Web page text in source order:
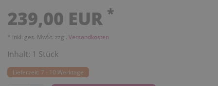
239,00 EUR *
* inkl. ges. MwSt. zzgl. Versandkosten
Inhalt: 1 Stück
Lieferzeit: 7 - 10 Werktage